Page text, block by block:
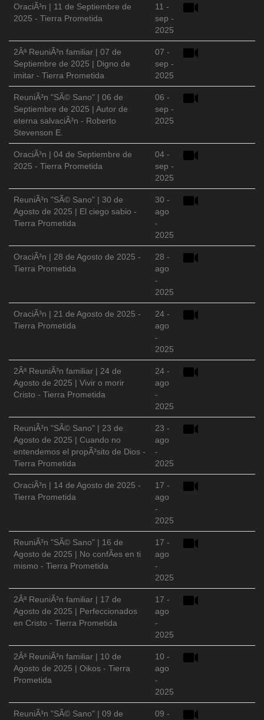
OraciÃ³n | 11 de Septiembre de
2025 - Tierra Prometida
11 -
sep -
2025
2Âª ReuniÃ³n familiar | 07 de
Septiembre de 2025 | Digno de
imitar - Tierra Prometida
07 -
sep -
2025
ReuniÃ³n "SÃ© Sano" | 06 de
Septiembre de 2025 | Autor de
eterna salvaciÃ³n - Roberto
Stevenson E.
06 -
sep -
2025
OraciÃ³n | 04 de Septiembre de
2025 - Tierra Prometida
04 -
sep -
2025
ReuniÃ³n "SÃ© Sano" | 30 de
Agosto de 2025 | El ciego sabio -
Tierra Prometida
30 -
ago
-
2025
OraciÃ³n | 28 de Agosto de 2025 -
Tierra Prometida
28 -
ago
-
2025
OraciÃ³n | 21 de Agosto de 2025 -
Tierra Prometida
24 -
ago
-
2025
2Âª ReuniÃ³n familiar | 24 de
Agosto de 2025 | Vivir o morir
Cristo - Tierra Prometida
24 -
ago
-
2025
ReuniÃ³n "SÃ© Sano" | 23 de
Agosto de 2025 | Cuando no
entendemos el propÃ³sito de Dios -
Tierra Prometida
23 -
ago
-
2025
OraciÃ³n | 14 de Agosto de 2025 -
Tierra Prometida
17 -
ago
-
2025
ReuniÃ³n "SÃ© Sano" | 16 de
Agosto de 2025 | No confÃ­es en ti
mismo - Tierra Prometida
17 -
ago
-
2025
2Âª ReuniÃ³n familiar | 17 de
Agosto de 2025 | Perfeccionados
en Cristo - Tierra Prometida
17 -
ago
-
2025
2Âª ReuniÃ³n familiar | 10 de
Agosto de 2025 | Oikos - Tierra
Prometida
10 -
ago
-
2025
ReuniÃ³n "SÃ© Sano" | 09 de
09 -